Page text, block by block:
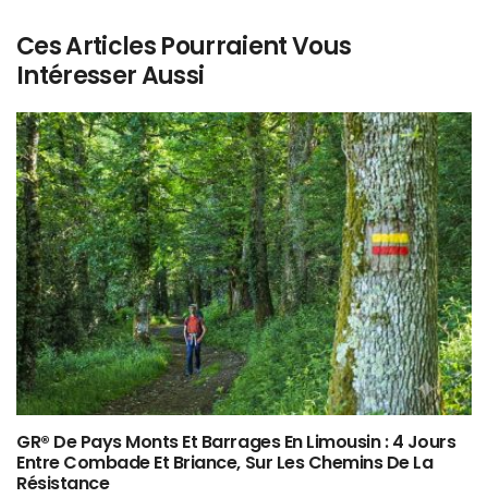
Ces Articles Pourraient Vous
Intéresser Aussi
GR® De Pays Monts Et Barrages En Limousin : 4 Jours
Entre Combade Et Briance, Sur Les Chemins De La
Résistance